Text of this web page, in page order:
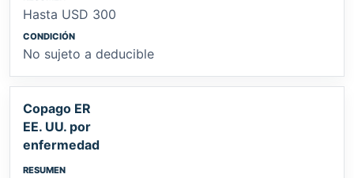
Hasta USD 300
No sujeto a deducible
Copago ER
EE. UU. por
enfermedad